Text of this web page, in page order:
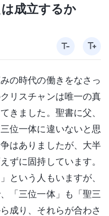
成立するか
の時代の働きをなさっ
リスチャンは唯一の真
きました。聖書に父、
位一体に違いないと思
はありましたが、大半
ずに固持しています。
という人もいますが、
「三位一体」も「聖三
成り、それらが合わさ